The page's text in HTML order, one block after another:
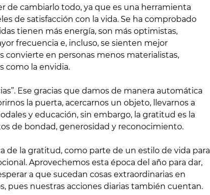
de cambiarlo todo, ya que es una herramienta
de satisfacción con la vida. Se ha comprobado
tienen más energía, son más optimistas,
frecuencia e, incluso, se sienten mejor
convierte en personas menos materialistas,
como la envidia.
Ese gracias que damos de manera automática
la puerta, acercarnos un objeto, llevarnos a
y educación, sin embargo, la gratitud es la
de bondad, generosidad y reconocimiento.
de la gratitud, como parte de un estilo de vida para
Aprovechemos esta época del año para dar,
a que sucedan cosas extraordinarias en
pues nuestras acciones diarias también cuentan.